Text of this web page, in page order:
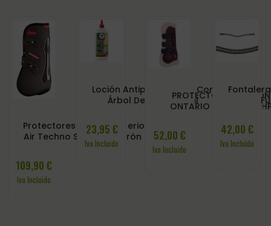
Protectores Salto – Superior
Air Techno Series – Marrón L
109,90 €
Iva Incluido
Loción Antipicor Leovet Con
Árbol Del Té – 500ml
23,95 €
Iva Incluido
PROTECTORES TENDON
ONTARIO BURDEOS
52,00 €
Iva Incluido
42,00 €
Iva Incluido